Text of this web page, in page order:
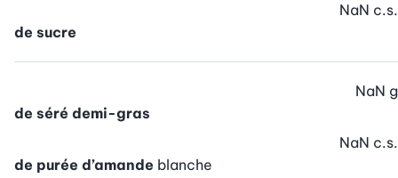
de sucre
NaN c.s.
de séré demi-gras
NaN g
de purée d’amande blanche
NaN c.s.